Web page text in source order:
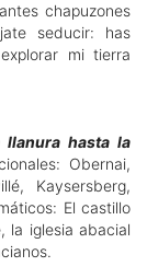
chapuzones
seducir: has
mi tierra
llanura hasta la
Obernai,
Kaysersberg,
El castillo
la iglesia abacial